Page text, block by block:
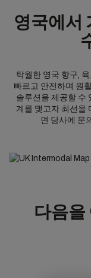
영국에서
탁월한 영국 항구,
빠르고 안전하며 원
솔루션을 제공할 수
계를 맺고자 최선을
면 당사에 문
다음을